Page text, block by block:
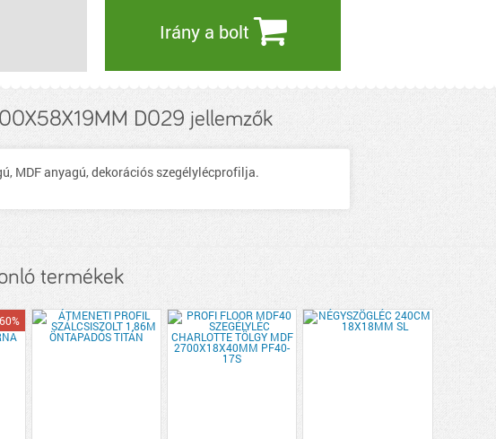
Irány a bolt
D029 jellemzők
MDF anyagú, dekorációs szegélylécprofilja.
termékek